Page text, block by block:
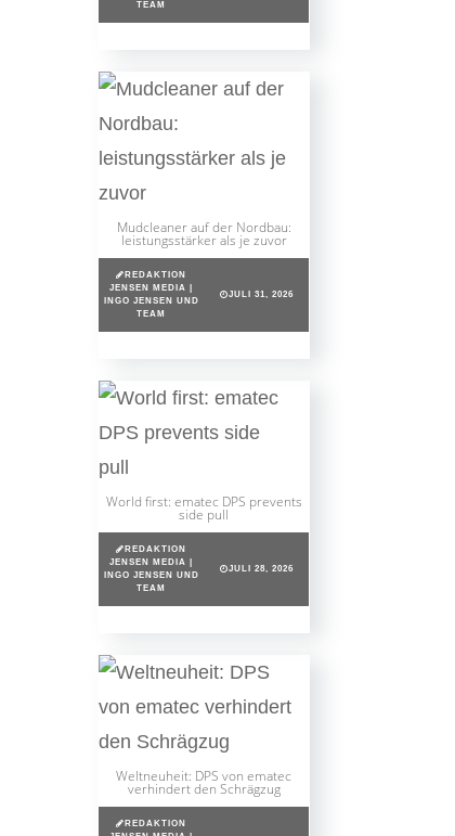
TEAM
Mudcleaner auf der Nordbau:
leistungsstärker als je zuvor
REDAKTION
JENSEN MEDIA |
INGO JENSEN UND
TEAM
JULI 31, 2026
World first: ematec DPS prevents
side pull
REDAKTION
JENSEN MEDIA |
INGO JENSEN UND
TEAM
JULI 28, 2026
Weltneuheit: DPS von ematec
verhindert den Schrägzug
REDAKTION